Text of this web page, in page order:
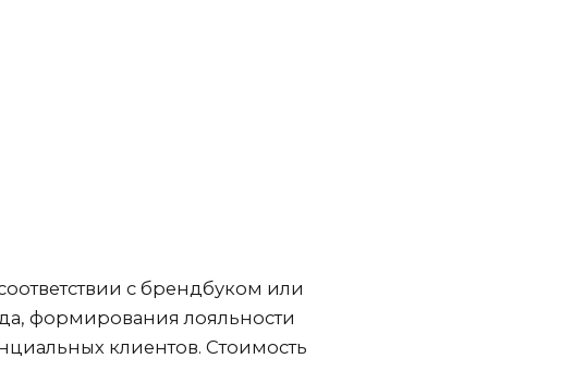
с брендбуком или
формирования лояльности
клиентов. Стоимость